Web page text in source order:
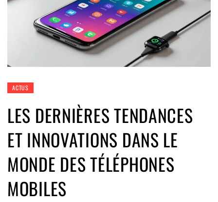
ACTUS
LES DERNIÈRES TENDANCES
ET INNOVATIONS DANS LE
MONDE DES TÉLÉPHONES
MOBILES